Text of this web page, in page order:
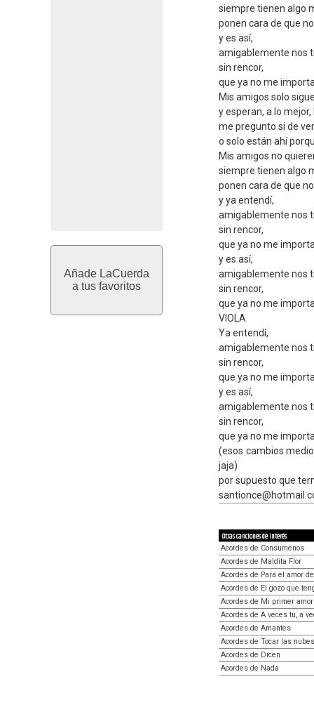
Añade LaCuerda
a tus favoritos
siempre tienen algo
ponen cara de que
y es así,
amigablemente nos
sin rencor,
que ya no me
Mis amigos solo
y esperan, a lo
me pregunto si de
o solo están ahí
Mis amigos no
siempre tienen algo
ponen cara de que
y ya entendí,
amigablemente nos
sin rencor,
que ya no me
y es así,
amigablemente nos
sin rencor,
que ya no me
VIOLA
Ya entendí,
amigablemente nos
sin rencor,
que ya no me
y es así,
amigablemente nos
sin rencor,
que ya no me
(esos cambios
jaja)
por supuesto que
Otras canciones de interés
Acordes de Consumenos
Acordes de Maldita Flor
Acordes de Para el amor
Acordes de El gozo que
Acordes de Mi primer amor
Acordes de A veces tu, a
Acordes de Amantes
Acordes de Tocar las nubes
Acordes de Dicen
Acordes de Nada